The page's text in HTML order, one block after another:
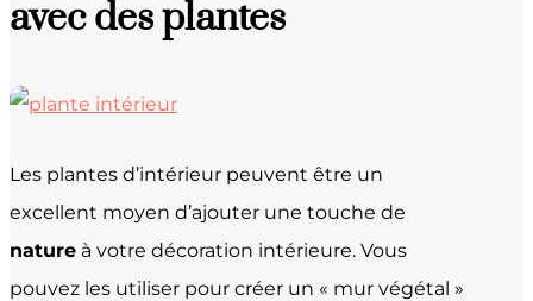
avec des plantes
Les plantes d’intérieur peuvent être un
excellent moyen d’ajouter une touche de
nature à votre décoration intérieure. Vous
pouvez les utiliser pour créer un « mur végétal »